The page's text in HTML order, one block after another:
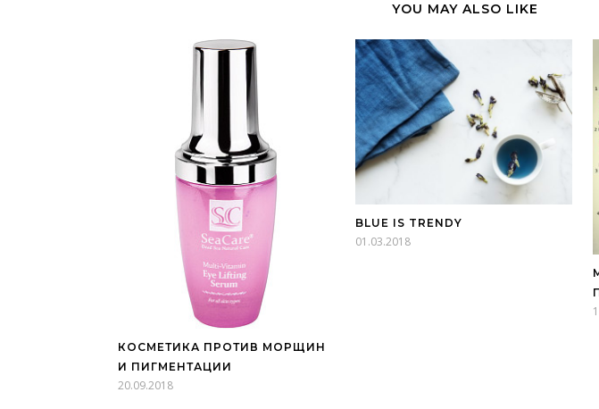
YOU MAY ALSO LIKE
КОСМЕТИКА ПРОТИВ МОРЩИН
И ПИГМЕНТАЦИИ
20.09.2018
BLUE IS TRENDY
01.03.2018